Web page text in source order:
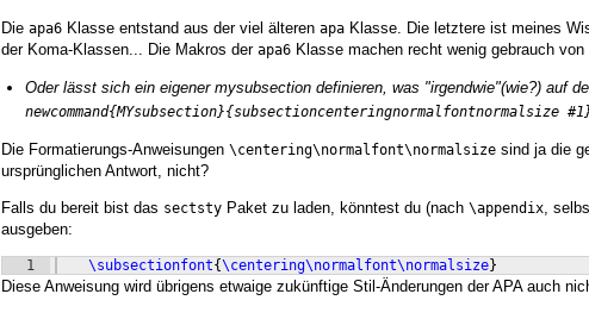
Die apa6 Klasse entstand aus der viel älteren apa Klasse. Die letztere ist meines
der Koma-Klassen... Die Makros der apa6 Klasse machen recht wenig gebrauch von
Oder lässt sich ein eigener mysubsection definieren, was "irgendwie"(wie?) auf
newcommand{MYsubsection}{subsectioncenteringnormalfontnormalsize
Die Formatierungs-Anweisungen \centering\normalfont\normalsize sind ja die
ursprünglichen Antwort, nicht?
Falls du bereit bist das sectsty Paket zu laden, könntest du (nach \appendix ,
ausgeben:
1 \subsectionfont{\centering\normalfont\normalsize}
Diese Anweisung wird übrigens etwaige zukünftige Stil-Änderungen der APA auch